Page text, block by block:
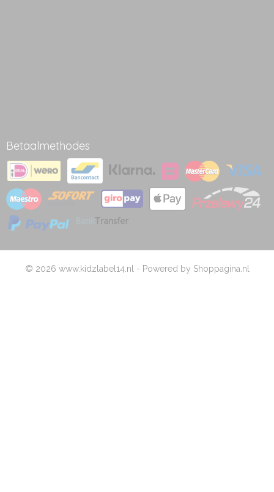
Betaalmethodes
© 2026 www.kidzlabel14.nl - Powered by Shoppagina.nl